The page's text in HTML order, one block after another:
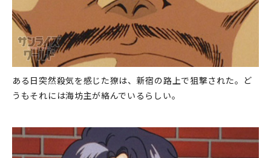
ある日突然殺気を感じた獠は、新宿の路上で狙撃された。ど
うもそれには海坊主が絡んでいるらしい。